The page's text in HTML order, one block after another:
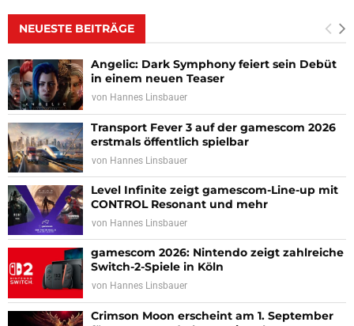
NEUESTE BEITRÄGE
Angelic: Dark Symphony feiert sein Debüt
in einem neuen Teaser
von Hannes Linsbauer
Transport Fever 3 auf der gamescom 2026
erstmals öffentlich spielbar
von Hannes Linsbauer
Level Infinite zeigt gamescom-Line-up mit
CONTROL Resonant und mehr
von Hannes Linsbauer
gamescom 2026: Nintendo zeigt zahlreiche
Switch-2-Spiele in Köln
von Hannes Linsbauer
Crimson Moon erscheint am 1. September